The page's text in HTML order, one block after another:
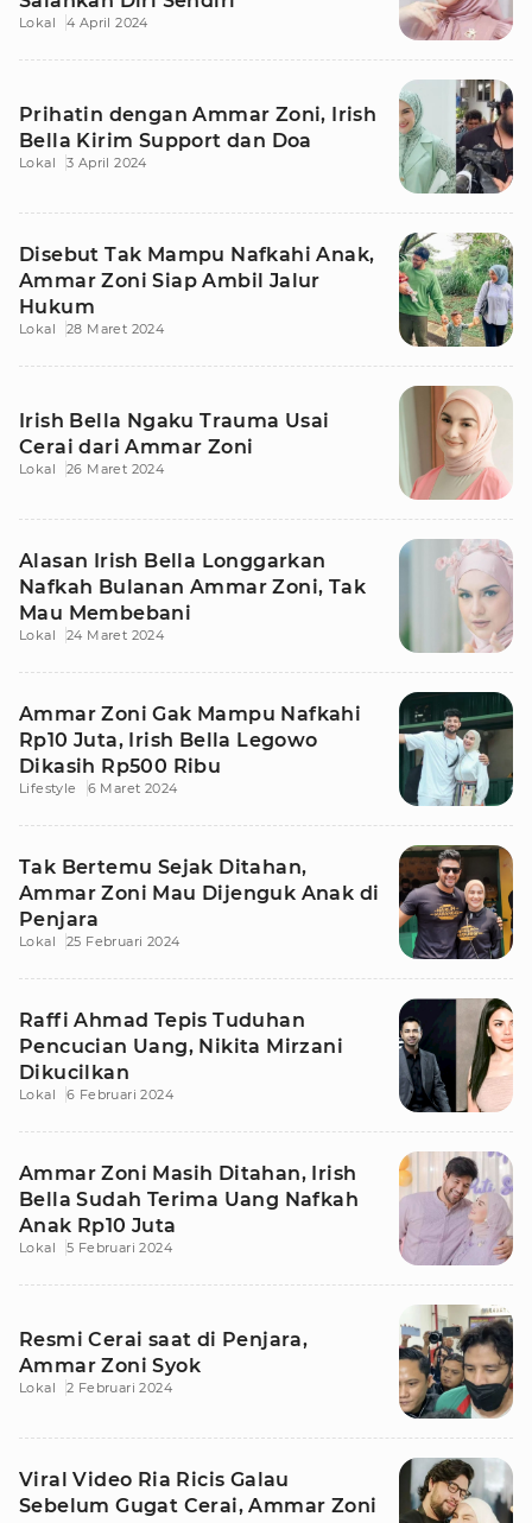
Lokal 4 April 2024
Prihatin dengan Ammar Zoni, Irish
Bella Kirim Support dan Doa
Lokal 3 April 2024
Disebut Tak Mampu Nafkahi Anak,
Ammar Zoni Siap Ambil Jalur
Hukum
Lokal 28 Maret 2024
Irish Bella Ngaku Trauma Usai
Cerai dari Ammar Zoni
Lokal 26 Maret 2024
Alasan Irish Bella Longgarkan
Nafkah Bulanan Ammar Zoni, Tak
Mau Membebani
Lokal 24 Maret 2024
Ammar Zoni Gak Mampu Nafkahi
Rp10 Juta, Irish Bella Legowo
Dikasih Rp500 Ribu
Lifestyle 6 Maret 2024
Tak Bertemu Sejak Ditahan,
Ammar Zoni Mau Dijenguk Anak di
Penjara
Lokal 25 Februari 2024
Raffi Ahmad Tepis Tuduhan
Pencucian Uang, Nikita Mirzani
Dikucilkan
Lokal 6 Februari 2024
Ammar Zoni Masih Ditahan, Irish
Bella Sudah Terima Uang Nafkah
Anak Rp10 Juta
Lokal 5 Februari 2024
Resmi Cerai saat di Penjara,
Ammar Zoni Syok
Lokal 2 Februari 2024
Viral Video Ria Ricis Galau
Sebelum Gugat Cerai, Ammar Zoni